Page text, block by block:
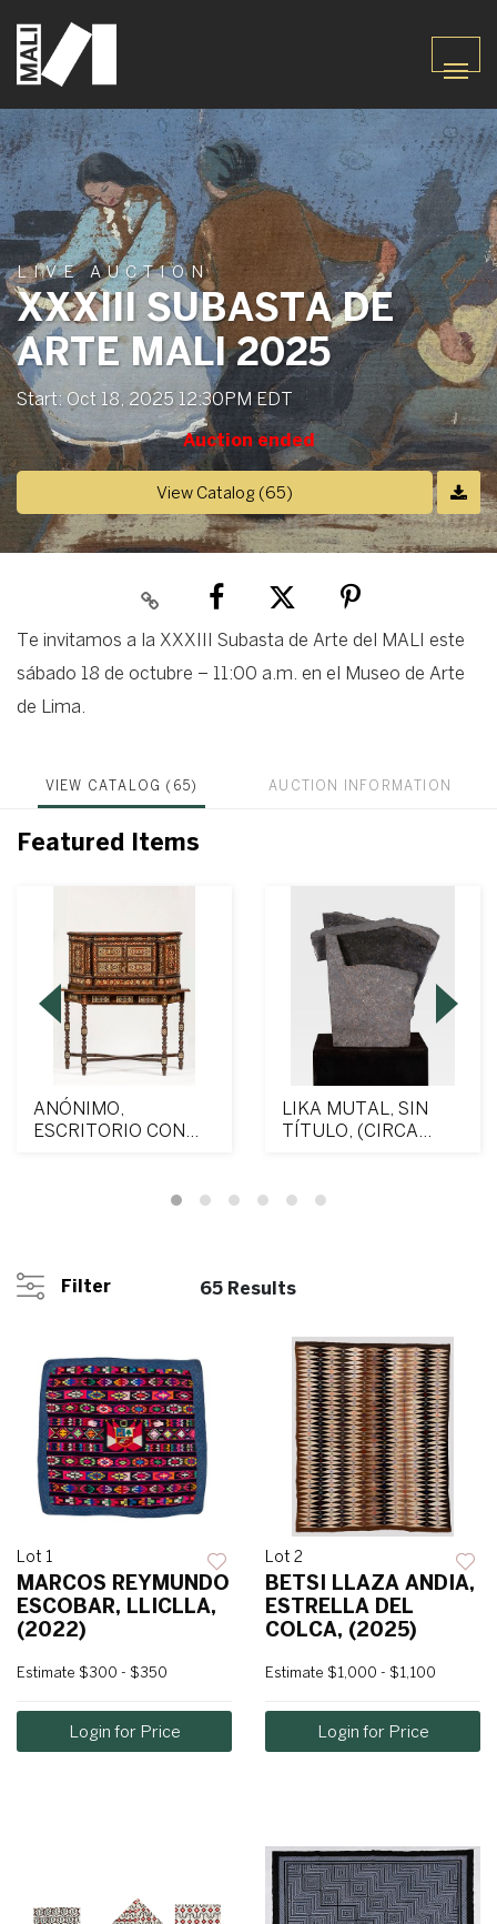
LIVE AUCTION
XXXIII SUBASTA DE
ARTE MALI 2025
Start: Oct 18, 2025 12:30PM EDT
Auction ended
View Catalog (65)
Te invitamos a la XXXIII Subasta de Arte del MALI este
sábado 18 de octubre – 11:00 a.m. en el Museo de Arte
de Lima.
VIEW CATALOG (65) AUCTION INFORMATION
Featured Items
ANÓNIMO,
ESCRITORIO CON
LIKA MUTAL, SIN
TÍTULO, (CIRCA
Filter 65 Results
Lot 1
MARCOS REYMUNDO
ESCOBAR, LLICLLA,
(2022)
Estimate $300 - $350
Login for Price
Lot 2
BETSI LLAZA ANDIA,
ESTRELLA DEL
COLCA, (2025)
Estimate $1,000 - $1,100
Login for Price